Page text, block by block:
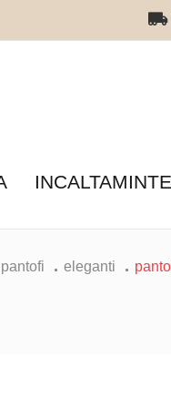
pantofi eleganti